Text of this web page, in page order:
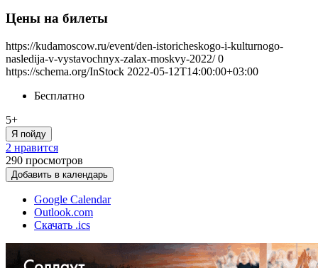
Цены на билеты
https://kudamoscow.ru/event/den-istoricheskogo-i-kulturnogo-
nasledija-v-vystavochnyx-zalax-moskvy-2022/ 0
https://schema.org/InStock 2022-05-12T14:00:00+03:00
Бесплатно
5+
Я пойду
2 нравится
290 просмотров
Добавить в календарь
Google Calendar
Outlook.com
Скачать .ics